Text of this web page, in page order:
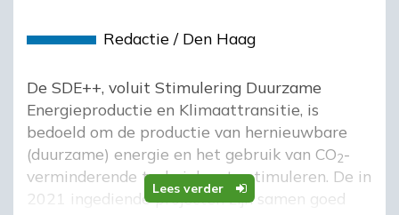
Lees verder
Redactie / Den Haag
De SDE++, voluit Stimulering Duurzame
Energieproductie en Klimaattransitie, is
bedoeld om de productie van hernieuwbare
(duurzame) energie en het gebruik van CO2-
verminderende technieken te stimuleren. De in
2021 ingediende projecten zijn samen goed